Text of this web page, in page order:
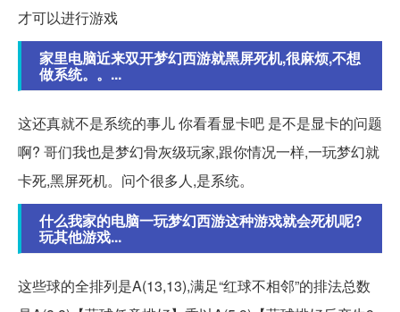
才可以进行游戏
家里电脑近来双开梦幻西游就黑屏死机,很麻烦,不想
做系统。。...
这还真就不是系统的事儿 你看看显卡吧 是不是显卡的问题
啊? 哥们我也是梦幻骨灰级玩家,跟你情况一样,一玩梦幻就
卡死,黑屏死机。问个很多人,是系统。
什么我家的电脑一玩梦幻西游这种游戏就会死机呢?
玩其他游戏...
这些球的全排列是A(13,13),满足“红球不相邻”的排法总数